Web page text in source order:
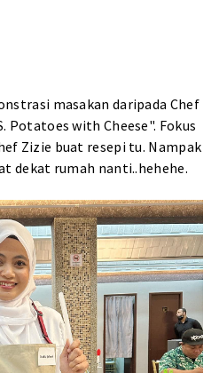
masakan daripada Chef
Potatoes with Cheese". Fokus
Zizie buat resepi tu. Nampak
dekat rumah nanti..hehehe.